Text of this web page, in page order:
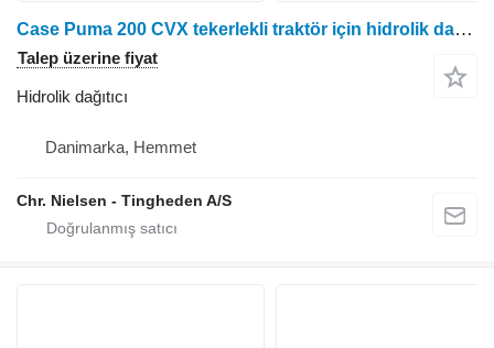
Case Puma 200 CVX tekerlekli traktör için hidrolik dağıtıcı
Talep üzerine fiyat
Hidrolik dağıtıcı
Danimarka, Hemmet
Chr. Nielsen - Tingheden A/S